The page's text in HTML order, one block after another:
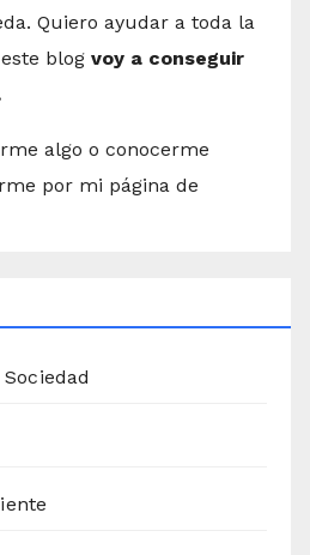
Quiero ayudar a toda la
blog voy a conseguir
algo o conocerme
por mi página de